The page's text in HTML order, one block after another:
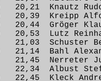
20,21 Knautz
20,39 Kreipp
20,44
20,53 Lutz
Schuster
21,14 Bahl
21,45
22,34
22,45 Kleck